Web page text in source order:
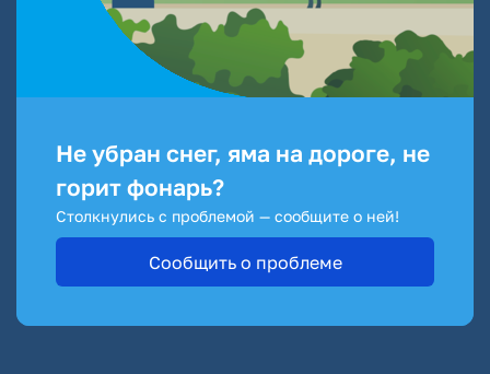
Не убран снег, яма на дороге, не
горит фонарь?
Столкнулись с проблемой — сообщите о ней!
Сообщить о проблеме